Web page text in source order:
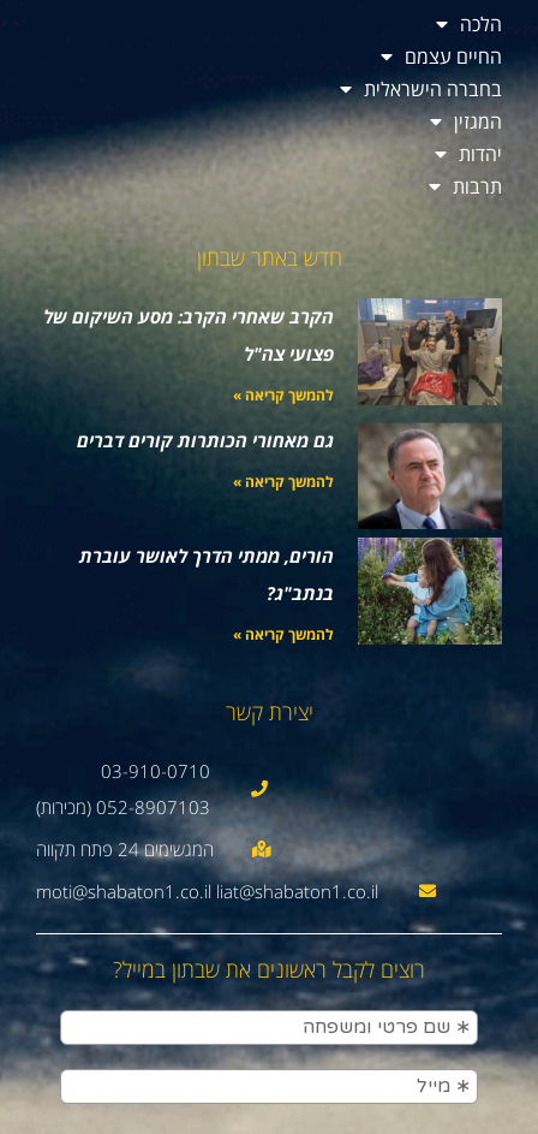
הלכה
החיים עצמם
בחברה הישראלית
המגזין
יהדות
תרבות
חדש באתר שבתון
הקרב שאחרי הקרב: מסע השיקום של
פצועי צה"ל
להמשך קריאה »
גם מאחורי הכותרות קורים דברים
להמשך קריאה »
הורים, ממתי הדרך לאושר עוברת
בנתב"ג?
להמשך קריאה »
יצירת קשר
03-910-0710
052-8907103 (מכירות)
moti@shabaton1.co.il liat@shabaton1.co.il
רוצים לקבל ראשונים את שבתון במייל?